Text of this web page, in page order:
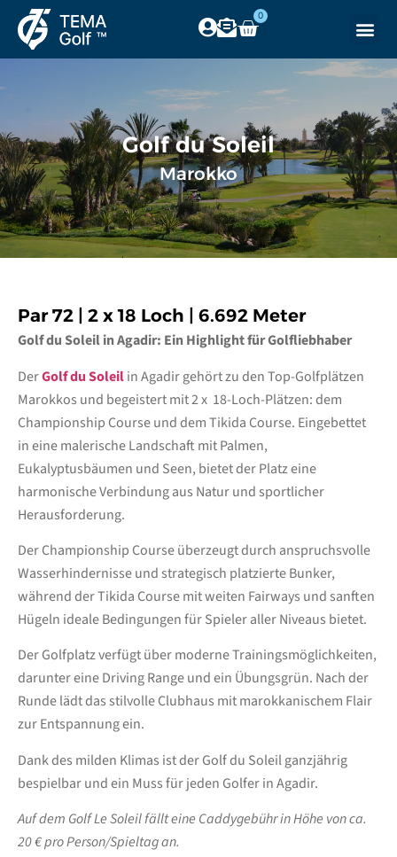
0
Golf du Soleil
Marokko
Par 72 | 2 x 18 Loch | 6.692 Meter
Golf du Soleil in Agadir: Ein Highlight für Golfliebhaber
DerGolf du Soleilin Agadir gehört zu den Top-Golfplätzen
Marokkos und begeistert mit 2 x 18-Loch-Plätzen: dem
Championship Course und dem Tikida Course. Eingebettet
in eine malerische Landschaft mit Palmen,
Eukalyptusbäumen und Seen, bietet der Platz eine
harmonische Verbindung aus Natur und sportlicher
Herausforderung.
Der Championship Course überzeugt durch anspruchsvolle
Wasserhindernisse und strategisch platzierte Bunker,
während der Tikida Course mit weiten Fairways und sanften
Hügeln ideale Bedingungen für Spieler aller Niveaus bietet.
Der Golfplatz verfügt über moderne Trainingsmöglichkeiten,
darunter eine Driving Range und ein Übungsgrün. Nach der
Runde lädt das stilvolle Clubhaus mit marokkanischem Flair
zur Entspannung ein.
Dank des milden Klimas ist der Golf du Soleil ganzjährig
bespielbar und ein Muss für jeden Golfer in Agadir.
Auf dem Golf Le Soleil fällt eine Caddygebühr in Höhe von ca.
20 € pro Person/Spieltag an.